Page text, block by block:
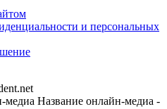
и персональных
медиа Название онлайн-медиа -